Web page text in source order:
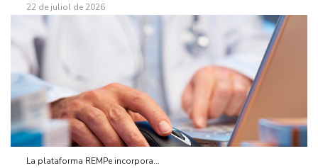
22 de juliol de 2026
La plataforma REMPe incorpora...